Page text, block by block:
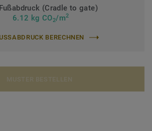
(Cradle to gate)
6.12 kg CO2/m2
BERECHNEN